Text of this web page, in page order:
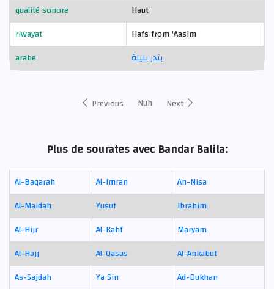
qualité sonore
Haut
riwayat
Hafs from 'Aasim
arabe
بندر بليلة
Previous Nuh Next
Plus de sourates avec Bandar Balila:
Al-Baqarah Al-Imran
An-Nisa
Al-Maidah
Yusuf
Ibrahim
Al-Hijr
Al-Kahf
Maryam
Al-Hajj
Al-Qasas
Al-Ankabut
As-Sajdah
Ya Sin
Ad-Dukhan